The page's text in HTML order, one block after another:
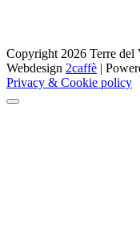
Copyright 2026 Terre del
Webdesign 2caffè |
Privacy & Cookie policy